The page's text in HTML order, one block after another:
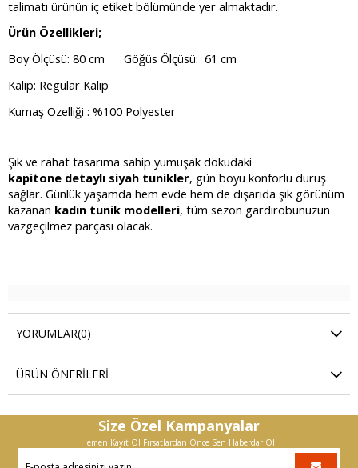
talimatı ürünün iç etiket bölümünde yer almaktadır.
Ürün Özellikleri;
Boy Ölçüsü: 80 cm Göğüs Ölçüsü: 61 cm
Kalıp: Regular Kalıp
Kumaş Özelliği : %100 Polyester
Şık ve rahat tasarıma sahip yumuşak dokudaki
kapitone detaylı siyah tunikler, gün boyu konforlu duruş
sağlar. Günlük yaşamda hem evde hem de dışarıda şık görünüm
kazanan kadın tunik modelleri, tüm sezon gardırobunuzun
vazgeçilmez parçası olacak.
YORUMLAR(0)
ÜRÜN ÖNERILERI
Size Özel Kampanyalar
Hemen Kayıt Ol Fırsatlardan Önce Sen Haberdar Ol!